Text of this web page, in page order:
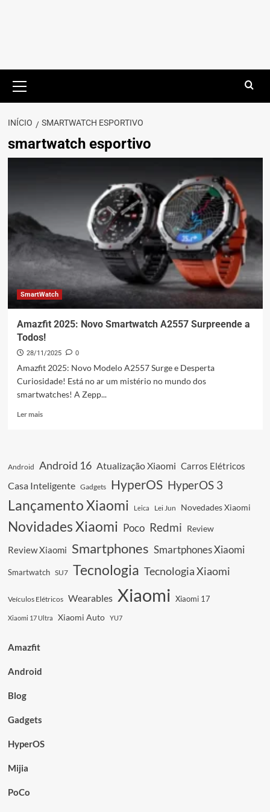
principal
INÍCIO SMARTWATCH ESPORTIVO
smartwatch esportivo
SmartWatch
Amazfit 2025: Novo Smartwatch A2557 Surpreende a
Todos!
28/11/2025 0
Amazfit 2025: Novo Modelo A2557 Surge e Desperta
Curiosidade! Está no ar um mistério no mundo dos
smartwatches! A Zepp...
Ler maisLeia
Novo
Smartwatch
A2557
Surpreende
Todos!
Android Android 16 Atualização Xiaomi Carros Elétricos
Casa Inteligente Gadgets HyperOS HyperOS 3
Lançamento Xiaomi Leica Lei Jun Novedades Xiaomi
Novidades Xiaomi Poco Redmi Review
Review Xiaomi Smartphones Smartphones Xiaomi
Smartwatch SU7 Tecnologia Tecnologia Xiaomi
Veículos Elétricos Wearables Xiaomi Xiaomi 17
Xiaomi 17 Ultra Xiaomi Auto YU7
Amazfit
Android
Blog
Gadgets
HyperOS
Mijia
PoCo